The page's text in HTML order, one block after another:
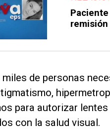
miles de personas
para autorizar
con la salud visual.